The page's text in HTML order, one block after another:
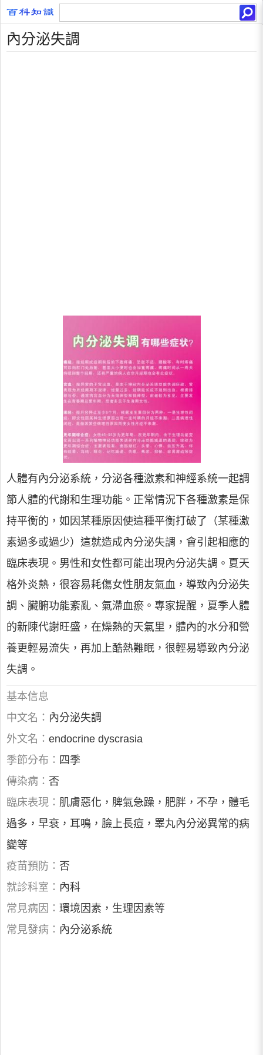
內分泌失調
人體有內分泌系統，分泌各種激素和神經系統一起調
節人體的代謝和生理功能。正常情況下各種激素是保
持平衡的，如因某種原因使這種平衡打破了（某種激
素過多或過少）這就造成內分泌失調，會引起相應的
臨床表現。男性和女性都可能出現內分泌失調。夏天
格外炎熱，很容易耗傷女性朋友氣血，導致內分泌失
調、臟腑功能紊亂、氣滯血瘀。專家提醒，夏季人體
的新陳代謝旺盛，在燥熱的天氣里，體內的水分和營
養更輕易流失，再加上酷熱難眠，很輕易導致內分泌
失調。
基本信息
中文名： 內分泌失調
外文名： endocrine dyscrasia
季節分布： 四季
傳染病： 否
臨床表現： 肌膚惡化，脾氣急躁，肥胖，不孕，體毛
過多，早衰，耳鳴，臉上長痘，睪丸內分泌異常的病
變等
疫苗預防： 否
就診科室： 內科
常見病因： 環境因素，生理因素等
常見發病： 內分泌系統